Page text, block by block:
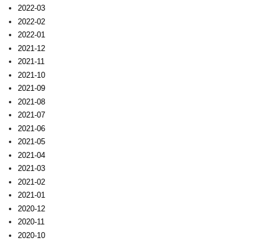
2022-03
2022-02
2022-01
2021-12
2021-11
2021-10
2021-09
2021-08
2021-07
2021-06
2021-05
2021-04
2021-03
2021-02
2021-01
2020-12
2020-11
2020-10